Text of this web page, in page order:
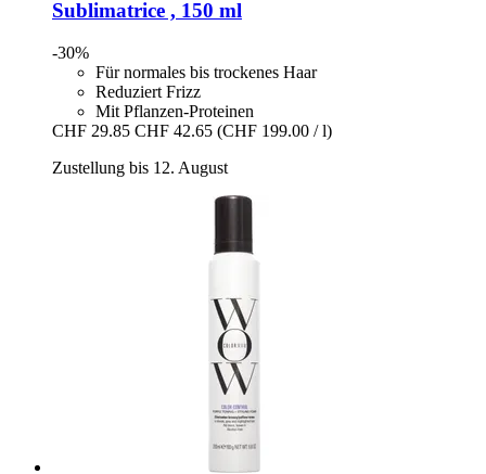
Sublimatrice , 150 ml
-30%
Für normales bis trockenes Haar
Reduziert Frizz
Mit Pflanzen-Proteinen
CHF 29.85 CHF 42.65 (CHF 199.00 / l)
Zustellung bis 12. August